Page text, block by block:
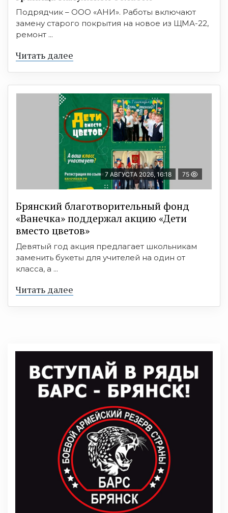
Подрядчик – ООО «АНИ». Работы включают
замену старого покрытия на новое из ЩМА-22,
ремонт ...
Читать далее
7 АВГУСТА 2026, 16:18 75
Брянский благотворительный фонд
«Ванечка» поддержал акцию «Дети
вместо цветов»
Девятый год акция предлагает школьникам
заменить букеты для учителей на один от
класса, а ...
Читать далее